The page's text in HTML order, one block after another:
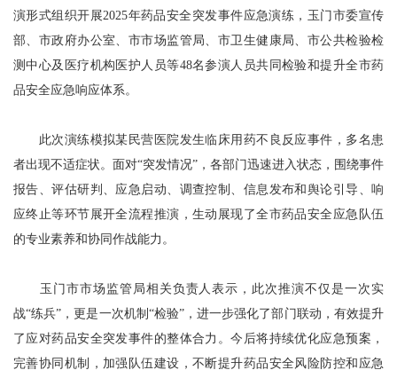
演形式组织开展2025年药品安全突发事件应急演练，玉门市委宣传
部、市政府办公室、市市场监管局、市卫生健康局、市公共检验检
测中心及医疗机构医护人员等48名参演人员共同检验和提升全市药
品安全应急响应体系。
此次演练模拟某民营医院发生临床用药不良反应事件，多名患
者出现不适症状。面对“突发情况”，各部门迅速进入状态，围绕事件
报告、评估研判、应急启动、调查控制、信息发布和舆论引导、响
应终止等环节展开全流程推演，生动展现了全市药品安全应急队伍
的专业素养和协同作战能力。
玉门市市场监管局相关负责人表示，此次推演不仅是一次实
战“练兵”，更是一次机制“检验”，进一步强化了部门联动，有效提升
了应对药品安全突发事件的整体合力。今后将持续优化应急预案，
完善协同机制，加强队伍建设，不断提升药品安全风险防控和应急